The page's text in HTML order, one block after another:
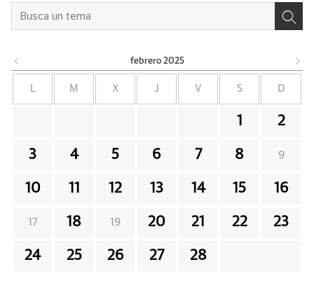
febrero 2025
L M X J V S D
1 2
3 4 5 6 7 8 9
10 11 12 13 14 15 16
17 18 19 20 21 22 23
24 25 26 27 28